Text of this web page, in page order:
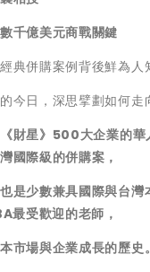
千億美元商戰關鍵
典併購案例背後鮮為人
今日，深思擘劃如何走
財星》500大企業的華
國際級的併購案，
是少數兼具國際與台灣
最受歡迎的老師，
市場與企業成長的歷史。